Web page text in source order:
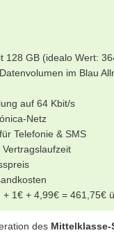
128 GB (idealo Wert:
im Blau
auf 64 Kbit/s
Netz
Telefonie & SMS
+ 1€ + 4,99€ = 461,75€
des